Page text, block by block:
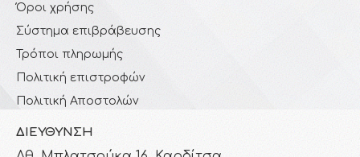
Όροι χρήσης
Σύστημα επιβράβευσης
Τρόποι πληρωμής
Πολιτική επιστροφών
Πολιτική Αποστολών
ΔΙΕΎΘΥΝΣΗ